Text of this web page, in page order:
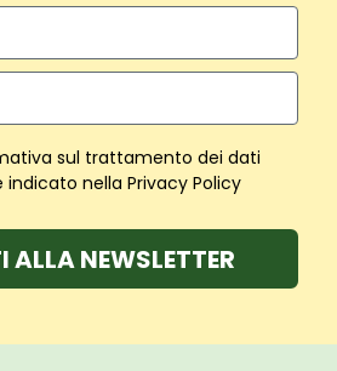
sul trattamento dei dati
nella Privacy Policy
ALLA NEWSLETTER